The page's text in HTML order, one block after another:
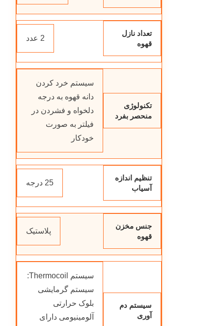
تعداد نازل
قهوه
2 عدد
تکنولوژی
منحصر بفرد
سیستم خرد کردن
دانه قهوه به درجه
دلخواه و فشردن در
فیلتر به صورت
خودکار
تنظیم اندازه
آسیاب
25 درجه
جنس مخزن
قهوه
پلاستیک
سیستم دم
آوری
سیستم Thermocoil:
سیستم گرمایشی
بلوک حرارتی
آلومینیومی دارای